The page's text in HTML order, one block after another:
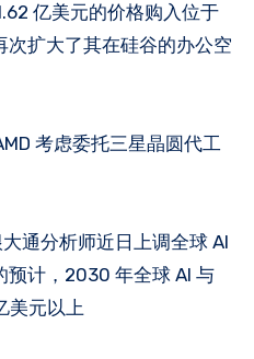
亿美元的价格购入位于
扩大了其在硅谷的办公空
考虑委托三星晶圆代工
大通分析师近日上调全球 AI
预计，2030 年全球 AI 与
美元以上